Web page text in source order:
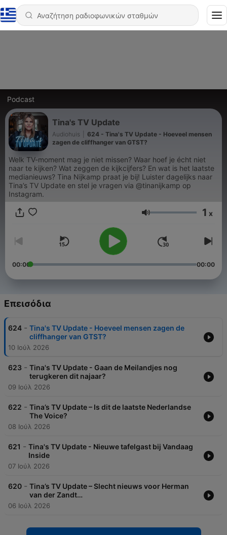
Podcast
Tina's TV Update
Audiohuis
624 - Tina's TV Update - Hoeveel mensen
zagen de cliffhanger van GTST?
Welk TV-moment mag je niet missen? Waar hoef je écht niet
naar te kijken? Wat zeggen de kijkcijfers? En wat is het laatste
medianieuws? Tina Nijkamp praat je bij! Luister dagelijks naar
Tina’s TV Update en stel je vragen via @tinanijkamp op
Instagram.
Ένταση 1 x
00:00 00:00
Επεισόδια
624 - Tina's TV Update - Hoeveel mensen zagen de
cliffhanger van GTST?
10 Ιούλ 2026
623 - Tina's TV Update - Gaan de Meilandjes nog
terugkeren dit najaar?
09 Ιούλ 2026
622 - Tina’s TV Update – Is dit de laatste Nederlandse
The Voice?
08 Ιούλ 2026
621 - Tina's TV Update - Nieuwe tafelgast bij Vandaag
Inside
07 Ιούλ 2026
620 - Tina’s TV Update – Slecht nieuws voor Herman
van der Zandt…
06 Ιούλ 2026